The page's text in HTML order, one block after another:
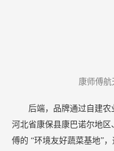
康师傅航
后端，品牌通过自建
河北省康保县康巴诺尔地
傅的 “环境友好蔬菜基地”